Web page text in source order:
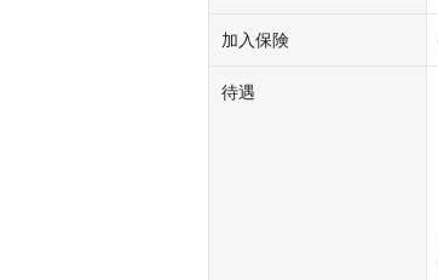
加入保険
待遇